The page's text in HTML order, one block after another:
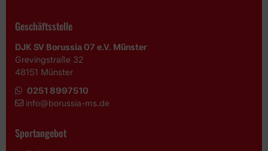
Geschäftsstelle
DJK SV Borussia 07 e.V. Münster
Grevingstraße 32
48151 Münster
0251 8997510
info@borussia-ms.de
Sportangebot